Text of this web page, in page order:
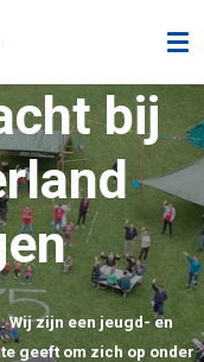
bij
Wij zijn een jeugd- en
geeft om zich op onder